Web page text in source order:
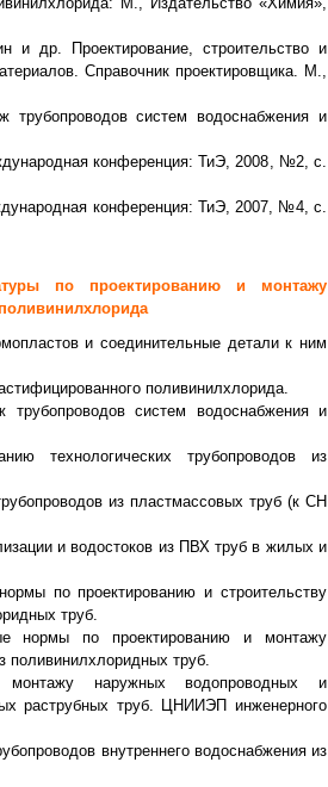
др. Проектирование, строительство и
Справочник проектировщика. М.,
трубопроводов систем водоснабжения и
конференция: ТиЭ, 2008, №2, с.
конференция: ТиЭ, 2007, №4, с.
по проектированию и монтажу
и соединительные детали к ним
поливинилхлорида.
систем водоснабжения и
технологических трубопроводов из
из пластмассовых труб (к СН
и водостоков из ПВХ труб в жилых и
по проектированию и строительству
труб.
нормы по проектированию и монтажу
поливинилхлоридных труб.
наружных водопроводных и
раструбных труб. ЦНИИЭП инженерного
внутреннего водоснабжения из